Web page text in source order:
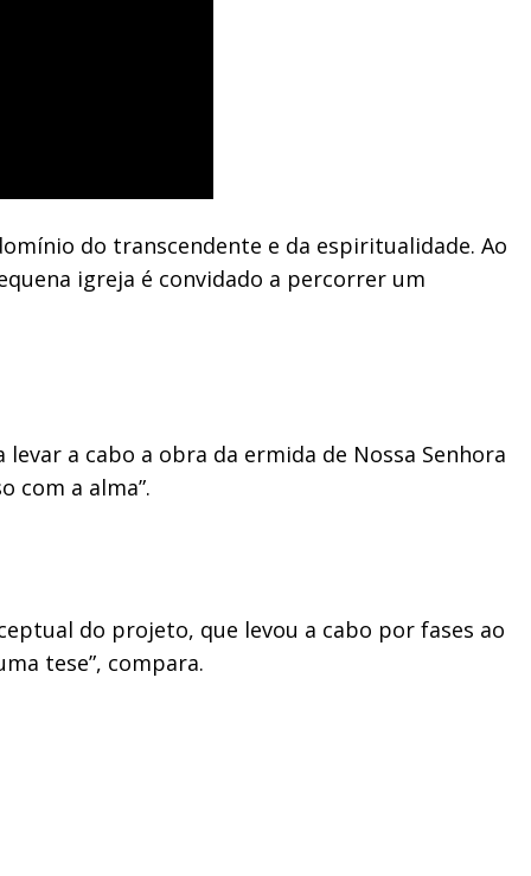
do transcendente e da espiritualidade. Ao
igreja é convidado a percorrer um
a cabo a obra da ermida de Nossa Senhora
com a alma”.
do projeto, que levou a cabo por fases ao
tese”, compara.